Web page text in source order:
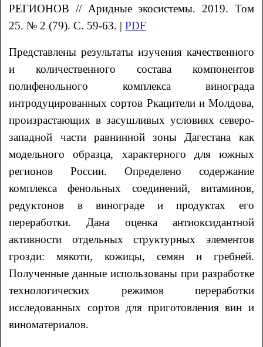
РЕГИОНОВ // Аридные экосистемы. 2019. Том
25. № 2 (79). С. 59-63. |PDF
Представлены результаты изучения качественного
и количественного состава компонентов
полифенольного комплекса винограда
интродуцированных сортов Ркацители и Молдова,
произрастающих в засушливых условиях северо-
западной части равнинной зоны Дагестана как
модельного образца, характерного для южных
регионов России. Определено содержание
комплекса фенольных соединений, витаминов,
редуктонов в винограде и продуктах его
переработки. Дана оценка антиоксидантной
активности отдельных структурных элементов
грозди: мякоти, кожицы, семян и гребней.
Полученные данные использованы при разработке
технологических режимов переработки
исследованных сортов для приготовления вин и
виноматериалов.